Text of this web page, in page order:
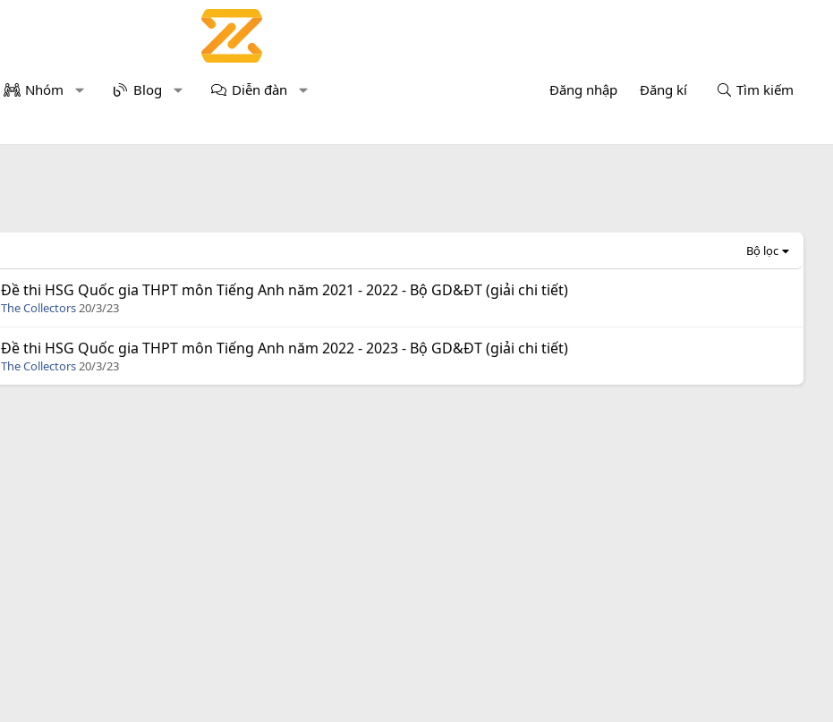
Nhóm Blog Diễn đàn Đăng nhập Đăng kí Tìm kiếm
Bộ lọc
Đề thi HSG Quốc gia THPT môn Tiếng Anh năm 2021 - 2022 - Bộ GD&ĐT (giải chi tiết)
The Collectors20/3/23
Đề thi HSG Quốc gia THPT môn Tiếng Anh năm 2022 - 2023 - Bộ GD&ĐT (giải chi tiết)
The Collectors20/3/23